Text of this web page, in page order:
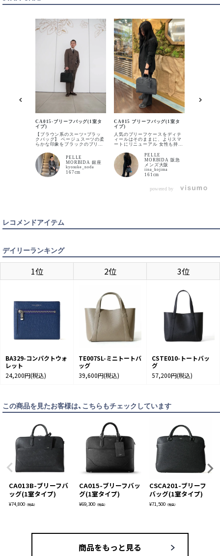
BLACK×GOLD カートに入れる
BLACK×MATTE
BLACK
カートに入れる
CA015-ブリーフバッグ(1室タ
イプ)
【ブラウン系のスーツ×ブラッ
クバッグ】 ベージュスーツの柔
らかな印象をブラックのブリー
ング。 ゴールドの金具がさりげ
ない高級感を添え、上品なアク
セントとして全体の格上げをし
てくれます。 ビジネスシーンは
もちろん会食やジャケットスタ
イルにも自然に馴染む大人の余
PELLE
MORBIDA 銀座
kyosuke_noda
167cm
CA015 ブリーフバッグ(1室タ
イプ)
人気のブリーフケースをディテ
ィールはそのままに、よりスマ
ートにリニューアル 女性も持ち
グになっており、スッキリスマ
ートに収納できる内装。 ポケッ
トにはウレタンが入っているの
でスマホなど、ペン差しもござ
いますのでお仕事にとても便利
です。 ボトムは底びょう付きで
納部にジップ付のポケットがあ
PELLE
MORBIDA 阪急
メンズ大阪
iina_kojima
161cm
powered by
レコメンドアイテム
デイリーランキング
1位 2位 3位
BA329-コンパクトウォ
レット
24,200円(税込)
TE007SL-ミニトートバ
ッグ
39,600円(税込)
CSTE010-トートバッ
グ
57,200円(税込)
この商品を見たお客様は、こちらもチェックしています
CA013B-ブリーフバ
ッグ(1室タイプ)
¥74,800 （税込）
CA015-ブリーフバッ
グ(1室タイプ)
¥69,300 （税込）
CSCA201-ブリーフ
バッグ(1室タイプ)
¥71,500 （税込）
商品をもっと見る